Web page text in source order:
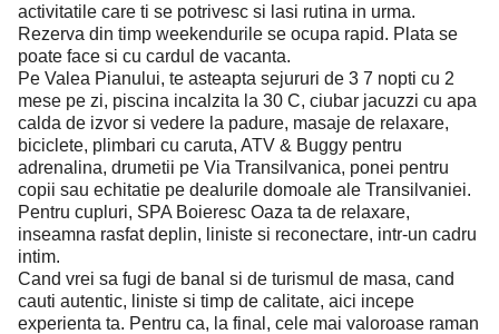
activitatile care ti se potrivesc si lasi rutina in urma.
Rezerva din timp weekendurile se ocupa rapid. Plata se
poate face si cu cardul de vacanta.
Pe Valea Pianului, te asteapta sejururi de 3 7 nopti cu 2
mese pe zi, piscina incalzita la 30 C, ciubar jacuzzi cu apa
calda de izvor si vedere la padure, masaje de relaxare,
biciclete, plimbari cu caruta, ATV & Buggy pentru
adrenalina, drumetii pe Via Transilvanica, ponei pentru
copii sau echitatie pe dealurile domoale ale Transilvaniei.
Pentru cupluri, SPA Boieresc Oaza ta de relaxare,
inseamna rasfat deplin, liniste si reconectare, intr-un cadru
intim.
Cand vrei sa fugi de banal si de turismul de masa, cand
cauti autentic, liniste si timp de calitate, aici incepe
experienta ta. Pentru ca, la final, cele mai valoroase raman